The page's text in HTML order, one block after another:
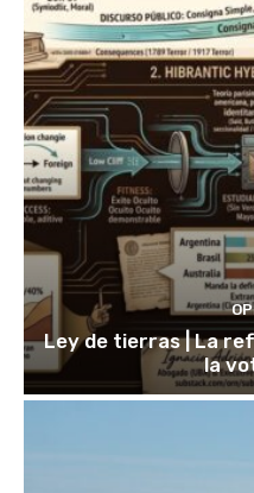
Ley de tierras | La
la